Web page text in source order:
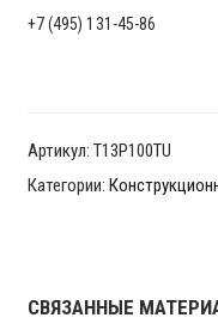
+7 (495) 131-45-86
Артикул: T13P100TU
Категории:
СВЯЗАННЫЕ